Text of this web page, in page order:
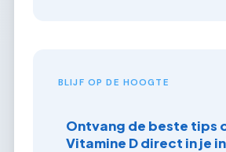
BLIJF OP DE HOOGTE
Ontvang de beste tips
Vitamine D direct in je